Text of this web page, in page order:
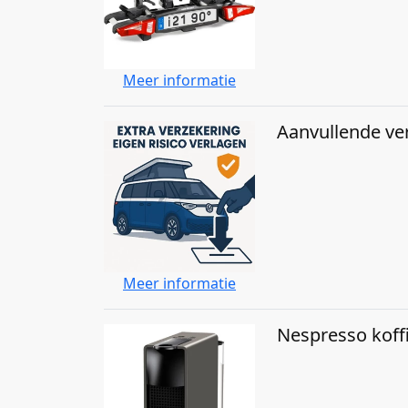
Meer informatie
Meer informatie
Aanvullende
Nespresso